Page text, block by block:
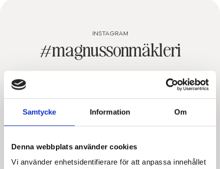
Samtycke Information Om
Denna webbplats använder cookies
Vi använder enhetsidentifierare för att anpassa innehållet
INSTAGRAM
#magnussonmäkleri